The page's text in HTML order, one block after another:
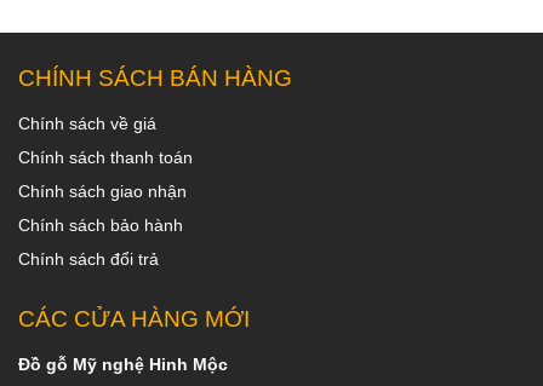
CHÍNH SÁCH BÁN HÀNG
Chính sách về giá
Chính sách thanh toán
Chính sách giao nhận
Chính sách bảo hành
Chính sách đổi trả
CÁC CỬA HÀNG MỚI
Đồ gỗ Mỹ nghệ Hinh Mộc